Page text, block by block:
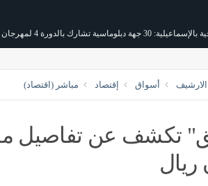
تشارك بالدورة 4 لمهرجان المانجو
اليوم الخميس محافظ قنا يستعرض
غير المخطط والولادات القيصرية أبرز تحديات الملف
الارشيف أسواق إقتصاد مباشر (اقتصاد)
ريال